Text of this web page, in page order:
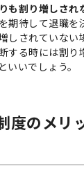
も割り増しされ
期待して退職を
しされていない
する時には割り
いいでしょう。
のメリ